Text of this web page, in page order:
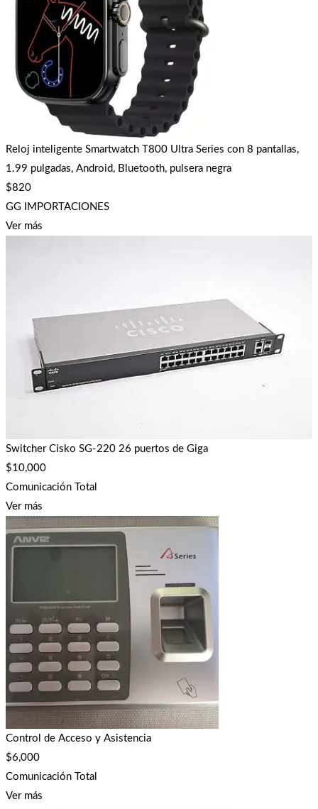
Reloj inteligente Smartwatch T800 Ultra Series con 8 pantallas,
1.99 pulgadas, Android, Bluetooth, pulsera negra
$820
GG IMPORTACIONES
Ver más
Switcher Cisko SG-220 26 puertos de Giga
$10,000
Comunicación Total
Ver más
Control de Acceso y Asistencia
$6,000
Comunicación Total
Ver más